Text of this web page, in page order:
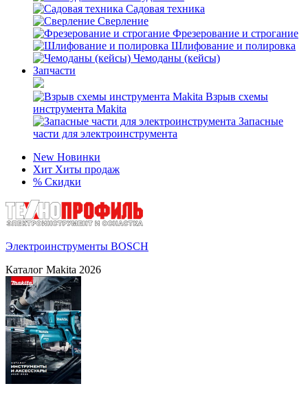
Садовая техника
Сверление
Фрезерование и строгание
Шлифование и полировка
Чемоданы (кейсы)
Запчасти
Взрыв схемы
инструмента Makita
Запасные
части для электроинструмента
New Новинки
Хит Хиты продаж
% Скидки
Электроинструменты BOSCH
Каталог Makita 2026